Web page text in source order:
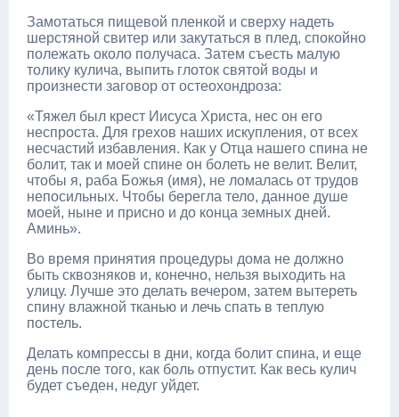
Замотаться пищевой пленкой и сверху надеть
шерстяной свитер или закутаться в плед, спокойно
полежать около получаса. Затем съесть малую
толику кулича, выпить глоток святой воды и
произнести заговор от остеохондроза:
«Тяжел был крест Иисуса Христа, нес он его
неспроста. Для грехов наших искупления, от всех
несчастий избавления. Как у Отца нашего спина не
болит, так и моей спине он болеть не велит. Велит,
чтобы я, раба Божья (имя), не ломалась от трудов
непосильных. Чтобы берегла тело, данное душе
моей, ныне и присно и до конца земных дней.
Аминь».
Во время принятия процедуры дома не должно
быть сквозняков и, конечно, нельзя выходить на
улицу. Лучше это делать вечером, затем вытереть
спину влажной тканью и лечь спать в теплую
постель.
Делать компрессы в дни, когда болит спина, и еще
день после того, как боль отпустит. Как весь кулич
будет съеден, недуг уйдет.